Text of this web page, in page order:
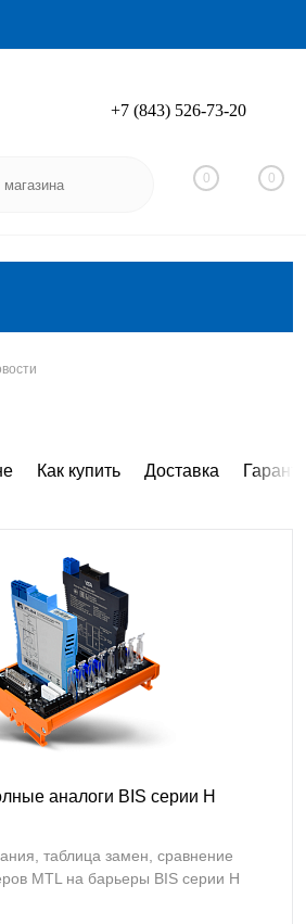
Вход
+7 (843) 526-73-20
0 0
Как купить Доставка
аналоги BIS серии H
таблица замен, сравнение
MTL на барьеры BIS серии H